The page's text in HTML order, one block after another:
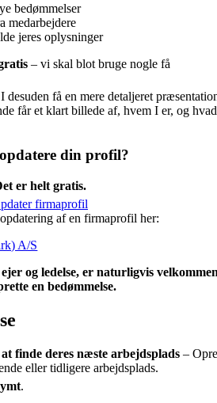
bedømmelser
medarbejdere
jeres oplysninger
– vi skal blot bruge nogle få
desuden få en mere detaljeret
får et klart billede af, hvem I er, og
din profil?
er helt gratis.
firmaprofil
af en firmaprofil her:
A/S
og ledelse, er naturligvis
en bedømmelse.
finde deres næste arbejdsplads –
eller tidligere arbejdsplads.
.